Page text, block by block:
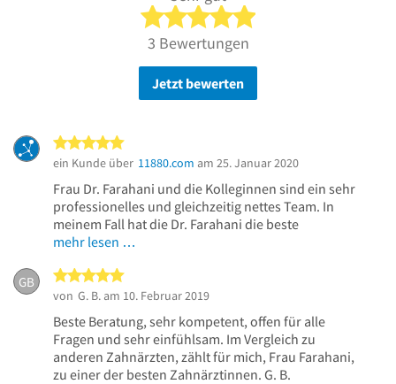
5 von 5 Sternen
3 Bewertungen
Jetzt bewerten
ein Kunde über 11880.com am 25. Januar 2020
Frau Dr. Farahani und die Kolleginnen sind ein sehr
professionelles und gleichzeitig nettes Team. In
meinem Fall hat die Dr. Farahani die beste
mehr lesen …
GB
von G. B. am 10. Februar 2019
Beste Beratung, sehr kompetent, offen für alle
Fragen und sehr einfühlsam. Im Vergleich zu
anderen Zahnärzten, zählt für mich, Frau Farahani,
zu einer der besten Zahnärztinnen. G. B.